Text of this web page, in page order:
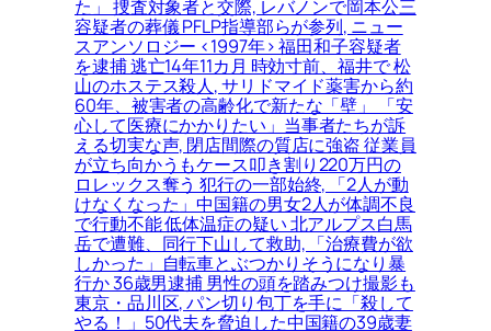
た」 捜査対象者と交際, レバノンで岡本公三
容疑者の葬儀 PFLP指導部らが参列, ニュー
スアンソロジー <1997年> 福田和子容疑者
を逮捕 逃亡14年11カ月 時効寸前、福井で 松
山のホステス殺人, サリドマイド薬害から約
60年、被害者の高齢化で新たな「壁」 「安
心して医療にかかりたい」当事者たちが訴
える切実な声, 閉店間際の質店に強盗 従業員
が立ち向かうもケース叩き割り220万円の
ロレックス奪う 犯行の一部始終, 「2人が動
けなくなった」中国籍の男女2人が体調不良
で行動不能 低体温症の疑い 北アルプス白馬
岳で遭難、同行下山して救助, 「治療費が欲
しかった」自転車とぶつかりそうになり暴
行か 36歳男逮捕 男性の頭を踏みつけ撮影も
東京・品川区, パン切り包丁を手に「殺して
やる！」50代夫を脅迫した中国籍の39歳妻